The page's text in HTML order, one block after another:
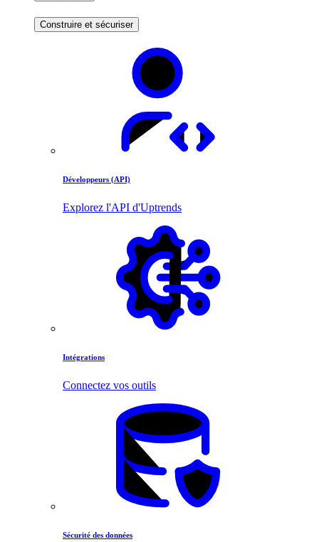
Construire et sécuriser
Développeurs (API)
Explorez l'API d'Uptrends
Intégrations
Connectez vos outils
Sécurité des données